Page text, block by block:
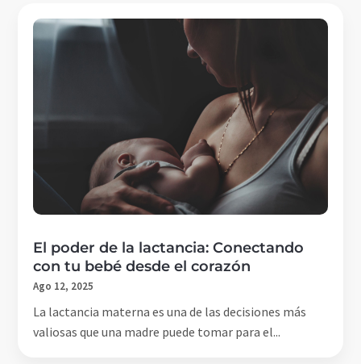
El poder de la lactancia: Conectando
con tu bebé desde el corazón
Ago 12, 2025
La lactancia materna es una de las decisiones más
valiosas que una madre puede tomar para el...